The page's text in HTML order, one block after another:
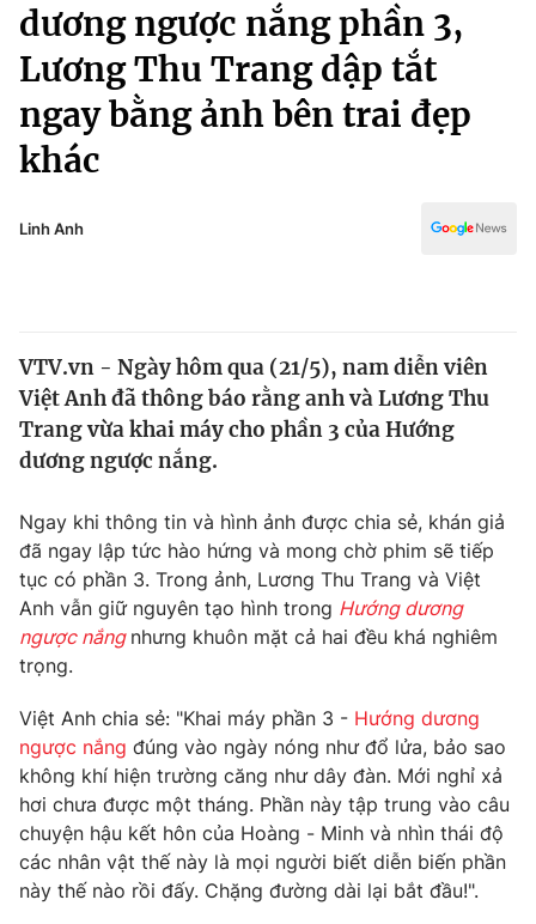
Chính trị
Xã hội
Pháp luật
Thế giới đó đây
Câu chuyện quốc tế
Kinh tế
Tài chính
Thị trường
Dữ liệu và đời sống
Phim VTV
Hậu trường
Nhân vật
Giải sao mai
Giải trí
Điện ảnh
Âm nhạc
Sao
Đời sống
Du lịch
Làm đẹp
Chất lượng cuộc sống
Tuyển sinh
Học trực tuyến
Công nghệ
Hitech Công nghệ tương lai
Sản phẩm
Giao lưu trực tuyến
Lịch phát sóng
Truyền hình
Văn hóa - Giải trí
Y tế
Đời sống
Công nghệ
dương ngược nắng phần 3,
Lương Thu Trang dập tắt
ngay bằng ảnh bên trai đẹp
khác
Linh Anh
VTV.vn - Ngày hôm qua (21/5), nam diễn viên
Việt Anh đã thông báo rằng anh và Lương Thu
Trang vừa khai máy cho phần 3 của Hướng
dương ngược nắng.
Ngay khi thông tin và hình ảnh được chia sẻ, khán giả
đã ngay lập tức hào hứng và mong chờ phim sẽ tiếp
tục có phần 3. Trong ảnh, Lương Thu Trang và Việt
Anh vẫn giữ nguyên tạo hình trong Hướng dương
ngược nắng nhưng khuôn mặt cả hai đều khá nghiêm
trọng.
Việt Anh chia sẻ: "Khai máy phần 3 - Hướng dương
ngược nắng đúng vào ngày nóng như đổ lửa, bảo sao
không khí hiện trường căng như dây đàn. Mới nghỉ xả
hơi chưa được một tháng. Phần này tập trung vào câu
chuyện hậu kết hôn của Hoàng - Minh và nhìn thái độ
các nhân vật thế này là mọi người biết diễn biến phần
này thế nào rồi đấy. Chặng đường dài lại bắt đầu!".